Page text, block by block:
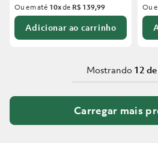
Ou em até 10xde R$ 139,99
Adicionar ao carrinho
Ou
Mostrando 12